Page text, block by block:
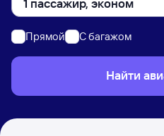
Прямой C багажом
Найти